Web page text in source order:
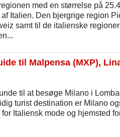
med en størrelse på
Italien. Den bjergrige region
samt til de italienske
til Malpensa (MXP),
til at besøge Milano i
turist destination er Milano
Italiensk mode og hjemsted